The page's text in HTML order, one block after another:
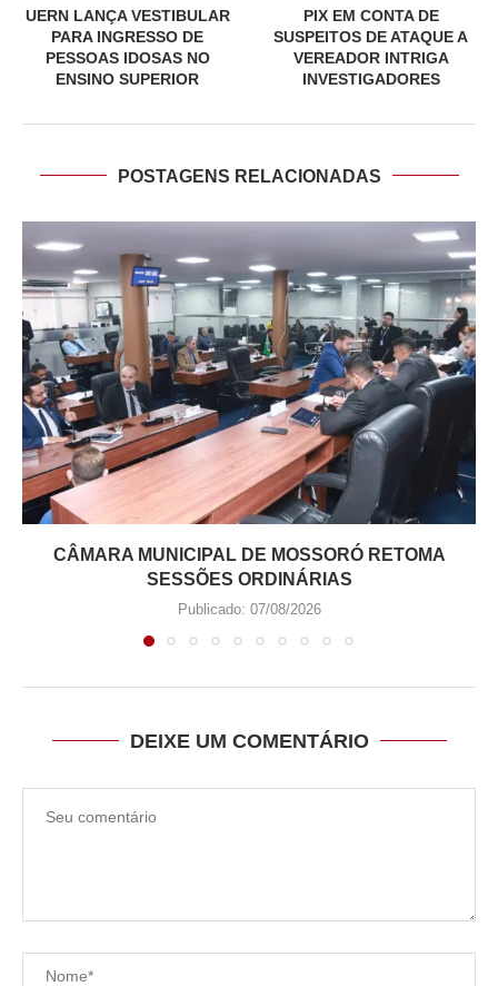
UERN LANÇA VESTIBULAR
PARA INGRESSO DE
PESSOAS IDOSAS NO
ENSINO SUPERIOR
PIX EM CONTA DE
SUSPEITOS DE ATAQUE A
VEREADOR INTRIGA
INVESTIGADORES
POSTAGENS RELACIONADAS
CÂMARA MUNICIPAL DE MOSSORÓ RETOMA
SESSÕES ORDINÁRIAS
Publicado: 07/08/2026
DEIXE UM COMENTÁRIO